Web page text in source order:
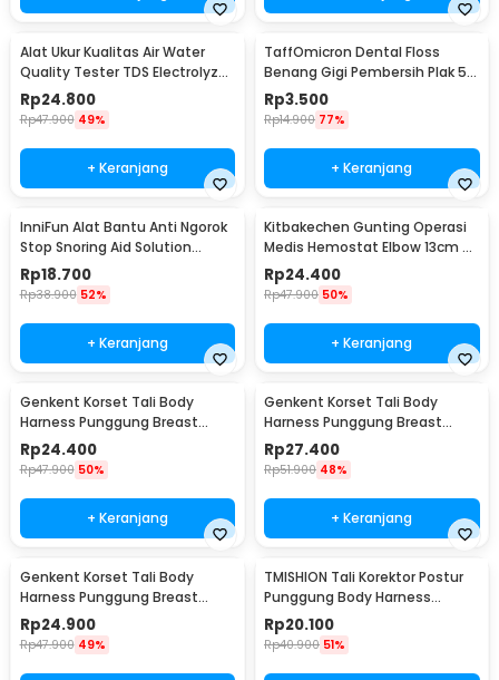
Alat Ukur Kualitas Air Water
Quality Tester TDS Electrolyzer
- JJ2850
Rp24.800
Rp47.900 49%
+ Keranjang
TaffOmicron Dental Floss
Benang Gigi Pembersih Plak 50
PCS - LMT-558
Rp3.500
Rp14.900 77%
+ Keranjang
InniFun Alat Bantu Anti Ngorok
Stop Snoring Aid Solution
Tongue Guard - G7G40
Rp18.700
Rp38.900 52%
+ Keranjang
Kitbakechen Gunting Operasi
Medis Hemostat Elbow 13cm -
J4-682
Rp24.400
Rp47.900 50%
+ Keranjang
Genkent Korset Tali Body
Harness Punggung Breast
Support S - BBJ-16
Rp24.400
Rp47.900 50%
+ Keranjang
Genkent Korset Tali Body
Harness Punggung Breast
Support M - BBJ-16
Rp27.400
Rp51.900 48%
+ Keranjang
Genkent Korset Tali Body
Harness Punggung Breast
Support L - BBJ-16
Rp24.900
Rp47.900 49%
TMISHION Tali Korektor Postur
Punggung Body Harness
Posture Corrector - BBJ-16
Rp20.100
Rp40.900 51%